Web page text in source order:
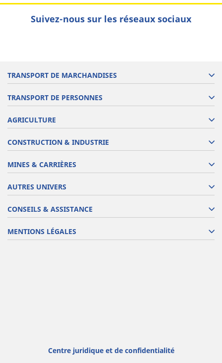
Suivez-nous sur les réseaux sociaux
TRANSPORT DE MARCHANDISES
TRANSPORT DE PERSONNES
AGRICULTURE
CONSTRUCTION & INDUSTRIE
MINES & CARRIÈRES
AUTRES UNIVERS
CONSEILS & ASSISTANCE
MENTIONS LÉGALES
Centre juridique et de confidentialité